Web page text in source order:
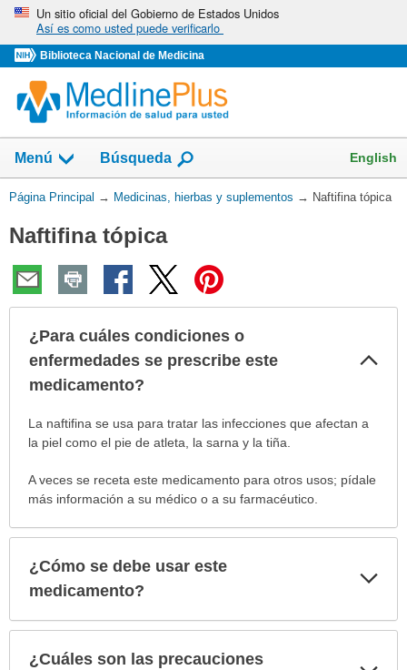
Omita
vaya
al
Contenido
Un sitio oficial del Gobierno de Estados Unidos
Así es como usted puede verificarlo
Biblioteca Nacional de Medicina
Menú
Mostrar
campo
de
Búsqueda English
Usted
aquí:
Página Principal → Medicinas, hierbas y suplementos → Naftifina tópica
Naftifina tópica
¿Para cuáles condiciones o
enfermedades se prescribe este
medicamento?
¿Para
cuáles
enfermedades
prescribe
medicamento?
extendido.
La naftifina se usa para tratar las infecciones que afectan a
la piel como el pie de atleta, la sarna y la tiña.
A veces se receta este medicamento para otros usos; pídale
más información a su médico o a su farmacéutico.
¿Cómo se debe usar este
medicamento?
¿Cuáles son las precauciones